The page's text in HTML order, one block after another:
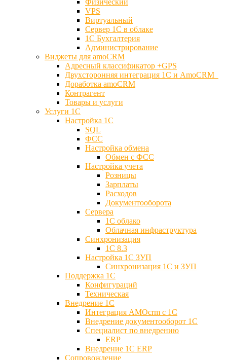
Физический
VPS
Виртуальный
Сервер 1С в облаке
1С Бухгалтерия
Администрирование
Виджеты для amoCRM
Адресный классификатор +GPS
Двухсторонняя интеграция 1С и AmoCRM
Доработка amoCRM
Контрагент
Товары и услуги
Услуги 1С
Настройка 1С
SQL
ФСС
Настройка обмена
Обмен с ФСС
Настройка учета
Розницы
Зарплаты
Расходов
Документооборота
Сервера
1С облако
Облачная инфраструктура
Синхронизация
1С 8.3
Настройка 1С ЗУП
Синхронизация 1С и ЗУП
Поддержка 1С
Конфигураций
Техническая
Внедрение 1С
Интеграция AMOcrm с 1C
Внедрение документооборот 1С
Специалист по внедрению
ERP
Внедрение 1С ERP
Cопровождение